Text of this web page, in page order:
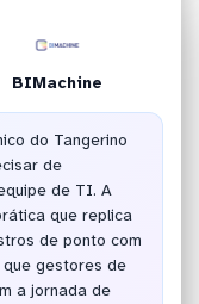
BIMachine
do Tangerino
de
de TI. A
que replica
de ponto com
gestores de
a jornada de